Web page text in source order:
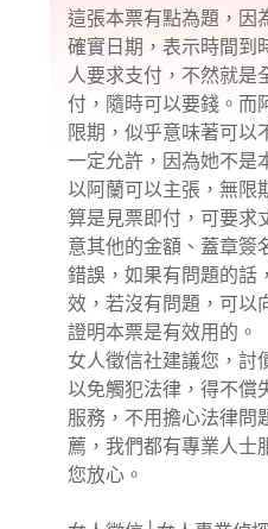
這張本票有點為題，因
確實日期，表示時間到
人要求支付，不然就是
付，隨時可以要錢。而
限期，似乎意味著可以
一定允許，因為她不是
以阿蘭可以主張，無限
算是見票即付，可要求
意其他的金額、蓋章簽
錯誤，如果有問題的話
效，若沒有問題，可以
證明本票是有效用的。
女人徵信社建議您，討
以免觸犯法律，得不償
服務，不用擔心法律問
薦，我們都有專業人士
您放心。